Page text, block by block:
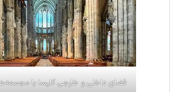
فضای داخلی و خارجی کلیسا با